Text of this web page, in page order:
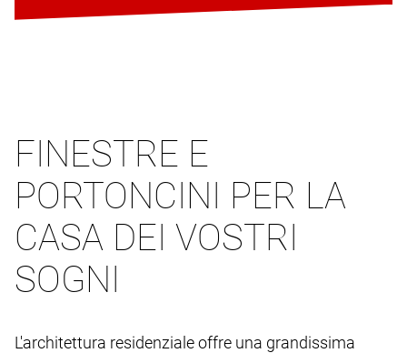
FINESTRE E
PORTONCINI PER LA
CASA DEI VOSTRI
SOGNI
L'architettura residenziale offre una grandissima